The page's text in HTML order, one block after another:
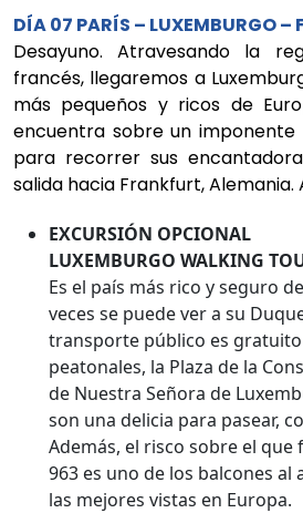
DÍA 07 PARÍS – LUXEMBURGO –
Desayuno. Atravesando la
francés, llegaremos a
más pequeños y ricos de
encuentra sobre un imponente
para recorrer sus
salida hacia Frankfurt, Alemania.
EXCURSIÓN OPCIONAL
LUXEMBURGO WALKING
Es el país más rico y seguro
veces se puede ver a su
transporte público es gratuito
peatonales, la Plaza de la
de Nuestra Señora de
son una delicia para pasear,
Además, el risco sobre el
963 es uno de los balcones al
las mejores vistas en Europa.